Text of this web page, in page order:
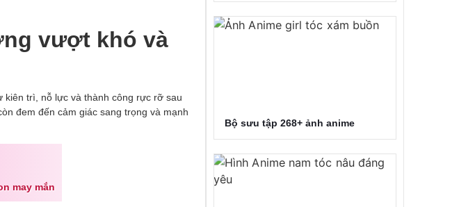
vượt khó và
trì, nỗ lực và thành công rực rỡ sau
đem đến cảm giác sang trọng và mạnh
may mắn
Bộ sưu tập 268+ ảnh anime